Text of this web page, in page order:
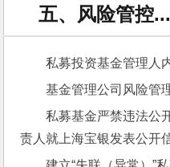
五、风险管控
私募投资基金管理人
基金管理公司风险管
私募基金严禁违法公
责人就上海宝银发表公开